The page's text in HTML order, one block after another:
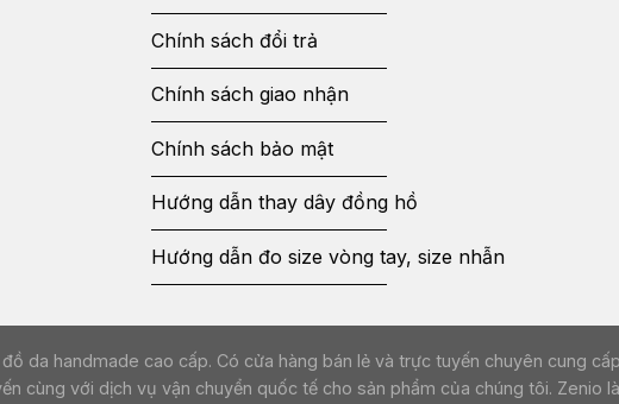
Chính sách đổi trả
Chính sách giao nhận
Chính sách bảo mật
Hướng dẫn thay dây đồng hồ
Hướng dẫn đo size vòng tay, size nhẫn
da handmade cao cấp. Có cửa hàng bán lẻ và trực tuyến chuyên cung
cùng với dịch vụ vận chuyển quốc tế cho sản phẩm của chúng tôi. Zenio